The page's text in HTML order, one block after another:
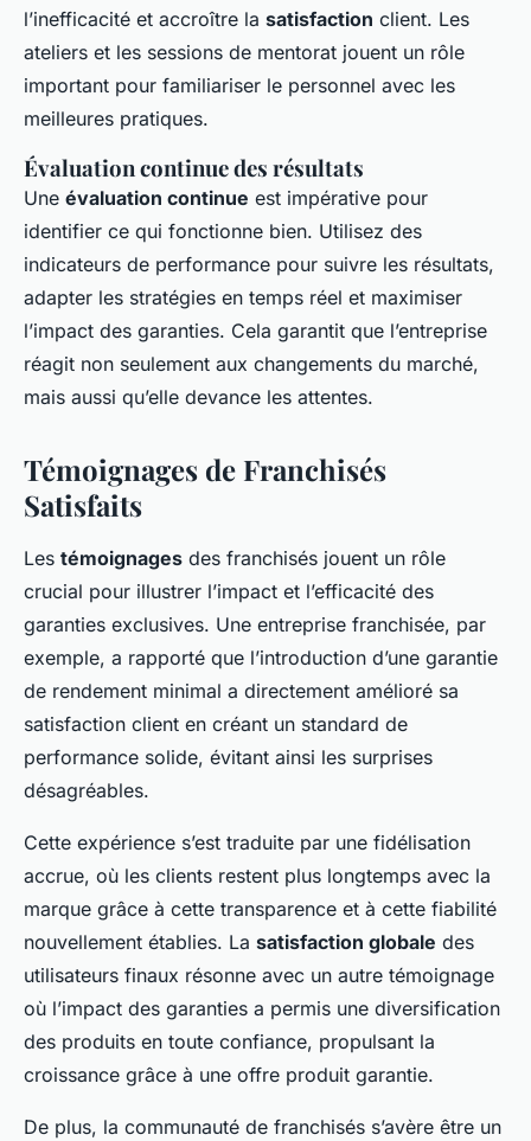
l’inefficacité et accroître la satisfaction client. Les
ateliers et les sessions de mentorat jouent un rôle
important pour familiariser le personnel avec les
meilleures pratiques.
Évaluation continue des résultats
Une évaluation continue est impérative pour
identifier ce qui fonctionne bien. Utilisez des
indicateurs de performance pour suivre les résultats,
adapter les stratégies en temps réel et maximiser
l’impact des garanties. Cela garantit que l’entreprise
réagit non seulement aux changements du marché,
mais aussi qu’elle devance les attentes.
Témoignages de Franchisés
Satisfaits
Les témoignages des franchisés jouent un rôle
crucial pour illustrer l’impact et l’efficacité des
garanties exclusives. Une entreprise franchisée, par
exemple, a rapporté que l’introduction d’une garantie
de rendement minimal a directement amélioré sa
satisfaction client en créant un standard de
performance solide, évitant ainsi les surprises
désagréables.
Cette expérience s’est traduite par une fidélisation
accrue, où les clients restent plus longtemps avec la
marque grâce à cette transparence et à cette fiabilité
nouvellement établies. La satisfaction globale des
utilisateurs finaux résonne avec un autre témoignage
où l’impact des garanties a permis une diversification
des produits en toute confiance, propulsant la
croissance grâce à une offre produit garantie.
De plus, la communauté de franchisés s’avère être un